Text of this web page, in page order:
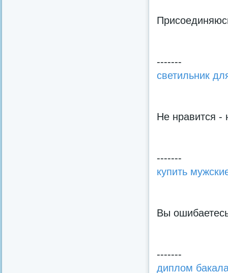
-------
светильник
Не нравится -
-------
купить
Вы
-------
диплом